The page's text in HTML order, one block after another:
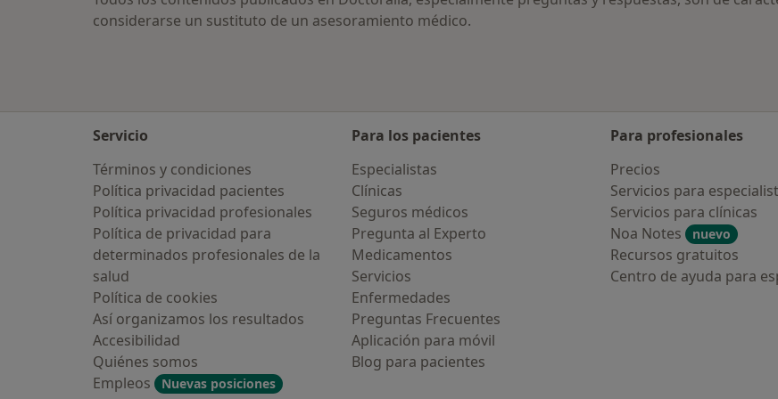
considerarse un sustituto de un asesoramiento médico.
Servicio
Términos y condiciones
Política privacidad pacientes
Política privacidad profesionales
Política de privacidad para
determinados profesionales de la
salud
Política de cookies
Así organizamos los resultados
Accesibilidad
Quiénes somos
Empleos
Nuevas posiciones
Para los pacientes
Especialistas
Clínicas
Seguros médicos
Pregunta al Experto
Medicamentos
Servicios
Enfermedades
Preguntas Frecuentes
Aplicación para móvil
Blog para pacientes
Para profesionales
Precios
Servicios para
Servicios para clínicas
Noa Notes
nuevo
Recursos gratuitos
Centro de ayuda para